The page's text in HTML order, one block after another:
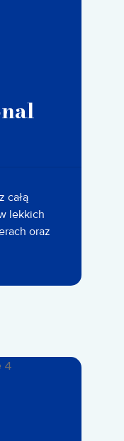
całą
lekkich
oraz